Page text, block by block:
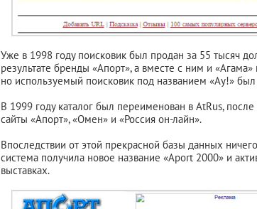
Уже в 1998 году поисковик был продан за 55 тысяч
результате бренды «Апорт», а вместе с ним и
но используемый поисковик под названием «Ау!» был
В 1999 году каталог был переименован в AtRus, после
сайты «Апорт», «Омен» и «Россия он-лайн».
Впоследствии от этой прекрасной базы данных
система получила новое название «Aport 2000» и
выставках.